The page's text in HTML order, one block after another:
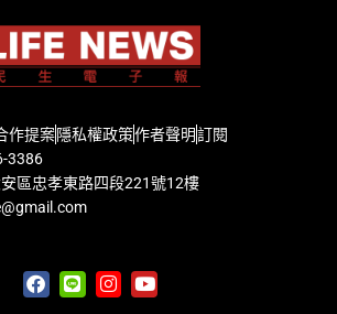
作提案隱私權政策作者聲明訂閱
3386
區忠孝東路四段221號12樓